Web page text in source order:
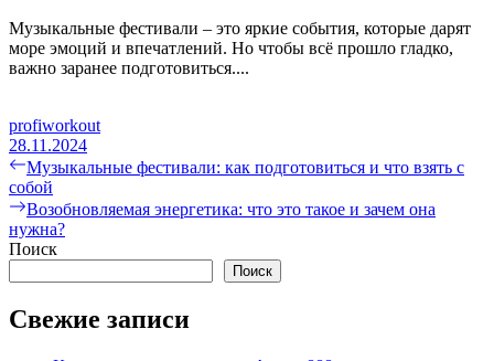
Музыкальные фестивали – это яркие события, которые дарят
море эмоций и впечатлений. Но чтобы всё прошло гладко,
важно заранее подготовиться....
profiworkout
28.11.2024
Навигация
по
записям
Предыдущая
запись:
Музыкальные фестивали: как подготовиться и что взять с
собой
Следующая
запись:
Возобновляемая энергетика: что это такое и зачем она
нужна?
Поиск
Поиск
Свежие записи